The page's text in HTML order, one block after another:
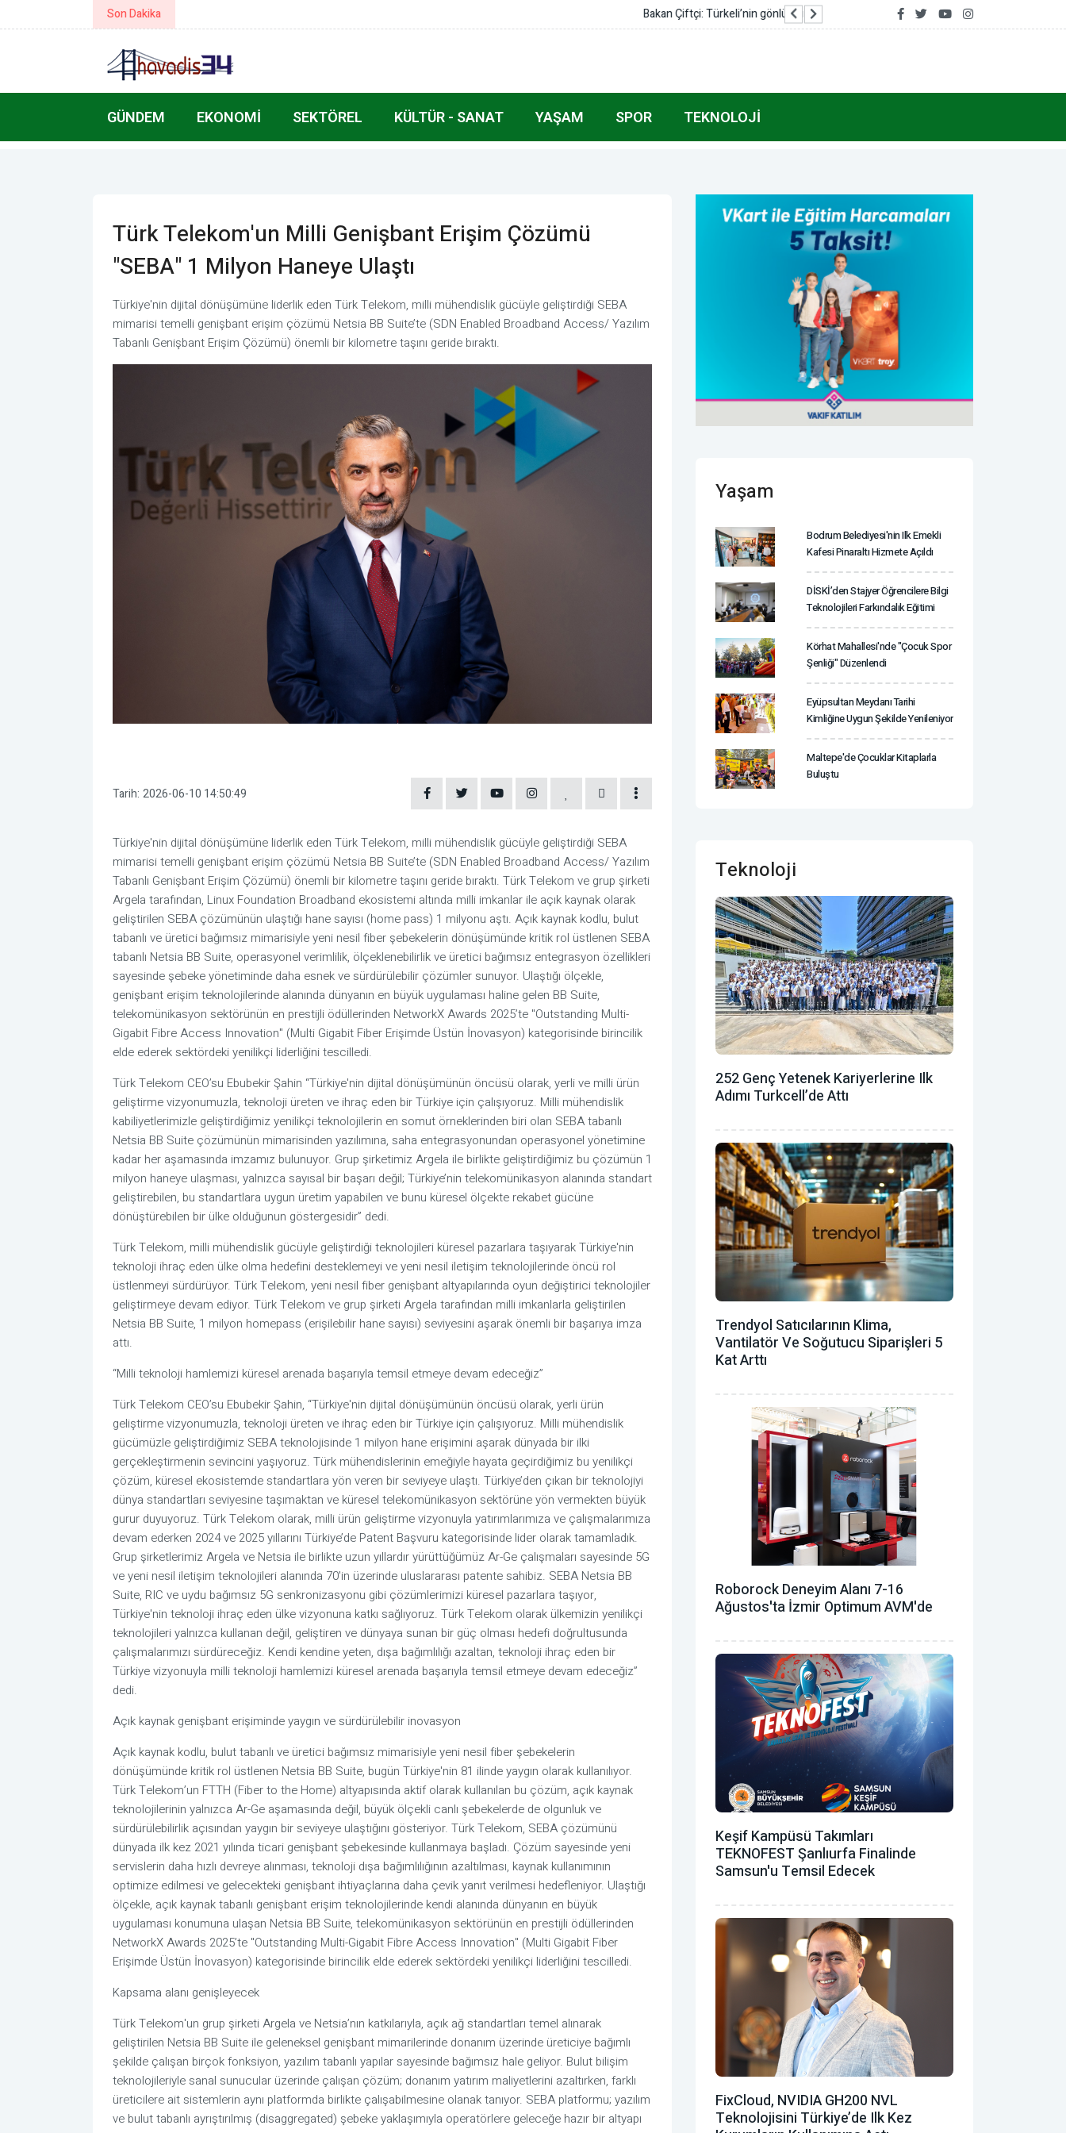
Son Dakika Dışişleri Bakanlığı'nda Suriye gündemli
GÜNDEM EKONOMI SEKTÖREL KÜLTÜR - SANAT YAŞAM SPOR TEKNOLOJI
Türk Telekom'un Milli Genişbant Erişim Çözümü
"SEBA" 1 Milyon Haneye Ulaştı
Türkiye'nin dijital dönüşümüne liderlik eden Türk Telekom, milli mühendislik gücüyle geliştirdiği SEBA
mimarisi temelli genişbant erişim çözümü Netsia BB Suite’te (SDN Enabled Broadband Access/ Yazılım
Tabanlı Genişbant Erişim Çözümü) önemli bir kilometre taşını geride bıraktı.
Tarih: 2026-06-10 14:50:49
Türkiye'nin dijital dönüşümüne liderlik eden Türk Telekom, milli mühendislik gücüyle geliştirdiği SEBA
mimarisi temelli genişbant erişim çözümü Netsia BB Suite’te (SDN Enabled Broadband Access/ Yazılım
Tabanlı Genişbant Erişim Çözümü) önemli bir kilometre taşını geride bıraktı. Türk Telekom ve grup şirketi
Argela tarafından, Linux Foundation Broadband ekosistemi altında milli imkanlar ile açık kaynak olarak
geliştirilen SEBA çözümünün ulaştığı hane sayısı (home pass) 1 milyonu aştı. Açık kaynak kodlu, bulut
tabanlı ve üretici bağımsız mimarisiyle yeni nesil fiber şebekelerin dönüşümünde kritik rol üstlenen SEBA
tabanlı Netsia BB Suite, operasyonel verimlilik, ölçeklenebilirlik ve üretici bağımsız entegrasyon özellikleri
sayesinde şebeke yönetiminde daha esnek ve sürdürülebilir çözümler sunuyor. Ulaştığı ölçekle,
genişbant erişim teknolojilerinde alanında dünyanın en büyük uygulaması haline gelen BB Suite,
telekomünikasyon sektörünün en prestijli ödüllerinden NetworkX Awards 2025’te "Outstanding Multi-
Gigabit Fibre Access Innovation" (Multi Gigabit Fiber Erişimde Üstün İnovasyon) kategorisinde birincilik
elde ederek sektördeki yenilikçi liderliğini tescilledi.
Türk Telekom CEO’su Ebubekir Şahin “Türkiye'nin dijital dönüşümünün öncüsü olarak, yerli ve milli ürün
geliştirme vizyonumuzla, teknoloji üreten ve ihraç eden bir Türkiye için çalışıyoruz. Milli mühendislik
kabiliyetlerimizle geliştirdiğimiz yenilikçi teknolojilerin en somut örneklerinden biri olan SEBA tabanlı
Netsia BB Suite çözümünün mimarisinden yazılımına, saha entegrasyonundan operasyonel yönetimine
kadar her aşamasında imzamız bulunuyor. Grup şirketimiz Argela ile birlikte geliştirdiğimiz bu çözümün 1
milyon haneye ulaşması, yalnızca sayısal bir başarı değil; Türkiye’nin telekomünikasyon alanında standart
geliştirebilen, bu standartlara uygun üretim yapabilen ve bunu küresel ölçekte rekabet gücüne
dönüştürebilen bir ülke olduğunun göstergesidir” dedi.
Türk Telekom, milli mühendislik gücüyle geliştirdiği teknolojileri küresel pazarlara taşıyarak Türkiye'nin
teknoloji ihraç eden ülke olma hedefini desteklemeyi ve yeni nesil iletişim teknolojilerinde öncü rol
üstlenmeyi sürdürüyor. Türk Telekom, yeni nesil fiber genişbant altyapılarında oyun değiştirici teknolojiler
geliştirmeye devam ediyor. Türk Telekom ve grup şirketi Argela tarafından milli imkanlarla geliştirilen
Netsia BB Suite, 1 milyon homepass (erişilebilir hane sayısı) seviyesini aşarak önemli bir başarıya imza
attı.
“Milli teknoloji hamlemizi küresel arenada başarıyla temsil etmeye devam edeceğiz”
Türk Telekom CEO’su Ebubekir Şahin, “Türkiye'nin dijital dönüşümünün öncüsü olarak, yerli ürün
geliştirme vizyonumuzla, teknoloji üreten ve ihraç eden bir Türkiye için çalışıyoruz. Milli mühendislik
gücümüzle geliştirdiğimiz SEBA teknolojisinde 1 milyon hane erişimini aşarak dünyada bir ilki
gerçekleştirmenin sevincini yaşıyoruz. Türk mühendislerinin emeğiyle hayata geçirdiğimiz bu yenilikçi
çözüm, küresel ekosistemde standartlara yön veren bir seviyeye ulaştı. Türkiye’den çıkan bir teknolojiyi
dünya standartları seviyesine taşımaktan ve küresel telekomünikasyon sektörüne yön vermekten büyük
gurur duyuyoruz. Türk Telekom olarak, milli ürün geliştirme vizyonuyla yatırımlarımıza ve çalışmalarımıza
devam ederken 2024 ve 2025 yıllarını Türkiye’de Patent Başvuru kategorisinde lider olarak tamamladık.
Grup şirketlerimiz Argela ve Netsia ile birlikte uzun yıllardır yürüttüğümüz Ar-Ge çalışmaları sayesinde 5G
ve yeni nesil iletişim teknolojileri alanında 70'in üzerinde uluslararası patente sahibiz. SEBA Netsia BB
Suite, RIC ve uydu bağımsız 5G senkronizasyonu gibi çözümlerimizi küresel pazarlara taşıyor,
Türkiye'nin teknoloji ihraç eden ülke vizyonuna katkı sağlıyoruz. Türk Telekom olarak ülkemizin yenilikçi
teknolojileri yalnızca kullanan değil, geliştiren ve dünyaya sunan bir güç olması hedefi doğrultusunda
çalışmalarımızı sürdüreceğiz. Kendi kendine yeten, dışa bağımlılığı azaltan, teknoloji ihraç eden bir
Türkiye vizyonuyla milli teknoloji hamlemizi küresel arenada başarıyla temsil etmeye devam edeceğiz”
dedi.
Açık kaynak genişbant erişiminde yaygın ve sürdürülebilir inovasyon
Açık kaynak kodlu, bulut tabanlı ve üretici bağımsız mimarisiyle yeni nesil fiber şebekelerin
dönüşümünde kritik rol üstlenen Netsia BB Suite, bugün Türkiye'nin 81 ilinde yaygın olarak kullanılıyor.
Türk Telekom’un FTTH (Fiber to the Home) altyapısında aktif olarak kullanılan bu çözüm, açık kaynak
teknolojilerinin yalnızca Ar-Ge aşamasında değil, büyük ölçekli canlı şebekelerde de olgunluk ve
sürdürülebilirlik açısından yaygın bir seviyeye ulaştığını gösteriyor. Türk Telekom, SEBA çözümünü
dünyada ilk kez 2021 yılında ticari genişbant şebekesinde kullanmaya başladı. Çözüm sayesinde yeni
servislerin daha hızlı devreye alınması, teknoloji dışa bağımlılığının azaltılması, kaynak kullanımının
optimize edilmesi ve gelecekteki genişbant ihtiyaçlarına daha çevik yanıt verilmesi hedefleniyor. Ulaştığı
ölçekle, açık kaynak tabanlı genişbant erişim teknolojilerinde kendi alanında dünyanın en büyük
uygulaması konumuna ulaşan Netsia BB Suite, telekomünikasyon sektörünün en prestijli ödüllerinden
NetworkX Awards 2025’te "Outstanding Multi-Gigabit Fibre Access Innovation" (Multi Gigabit Fiber
Erişimde Üstün İnovasyon) kategorisinde birincilik elde ederek sektördeki yenilikçi liderliğini tescilledi.
Kapsama alanı genişleyecek
Türk Telekom'un grup şirketi Argela ve Netsia’nın katkılarıyla, açık ağ standartları temel alınarak
geliştirilen Netsia BB Suite ile geleneksel genişbant mimarilerinde donanım üzerinde üreticiye bağımlı
şekilde çalışan birçok fonksiyon, yazılım tabanlı yapılar sayesinde bağımsız hale geliyor. Bulut bilişim
teknolojileriyle sanal sunucular üzerinde çalışan çözüm; donanım yatırım maliyetlerini azaltırken, farklı
üreticilere ait sistemlerin aynı platformda birlikte çalışabilmesine olanak tanıyor. SEBA platformu; yazılım
ve bulut tabanlı ayrıştırılmış (disaggregated) şebeke yaklaşımıyla operatörlere geleceğe hazır bir altyapı
Yaşam
Bodrum Belediyesi'nin Ilk Emekli
Kafesi Pinaraltı Hizmete Açıldı
DİSKİ’den Stajyer Öğrencilere Bilgi
Teknolojileri Farkındalık Eğitimi
Körhat Mahallesi'nde "Çocuk Spor
Şenliği" Düzenlendi
Eyüpsultan Meydanı Tarihi
Kimliğine Uygun Şekilde Yenileniyor
Maltepe'de Çocuklar Kitaplarla
Buluştu
Teknoloji
252 Genç Yetenek Kariyerlerine Ilk
Adımı Turkcell’de Attı
Trendyol Satıcılarının Klima,
Vantilatör ‎ve Soğutucu Siparişleri 5
Kat Arttı
Roborock Deneyim Alanı 7-16
Ağustos'ta İzmir Optimum AVM'de
Keşif Kampüsü Takımları
TEKNOFEST Şanlıurfa Finalinde
Samsun'u Temsil Edecek
FixCloud, NVIDIA GH200 NVL
Teknolojisini Türkiye’de Ilk Kez